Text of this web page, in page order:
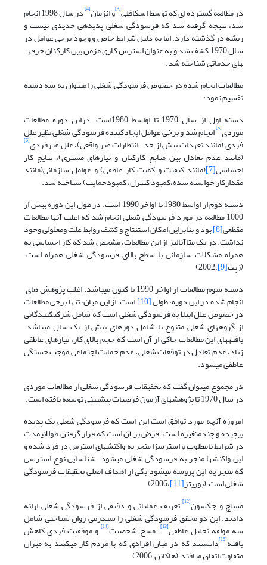
در مطالعه گسترده ای که توسط اسکافلی[3] و انزمان[4] در سال 1998 انجام
شد، نتیجه گرفته شد که فرسودگی شغلی پدیده­ی جدیدی نیست و
ریشه در گذشته دارد، اما به دلیل شرایط خاص و وجود برخی عوامل در
سال 1970 کشف شد و به عنوان استرس کاری مزمن بین کارکنان حرفه­
های خدماتی شناخته شد.
مطالعات انجام شده در خصوص فرسودگی شغلی را می­توان به سه دسته
تقسیم نمود:
دسته اول از سال 1970 تا اواسط 1980است. دراین دوره مطالعات
موردی[5] انجام شد و برخی عوامل ایجادکننده فرسودگی شغلی نظیر علل
فردی (مانند تعهدات بیش از حد ، انتظارات غیر واقعی)، علل غیر­فردی[6]
(مانند عدم تعادل بین منابع کارکنان و نیازهای مشتری)، نتایج کار
احساسی[7] (مانند کیفیت و کمیت کار عاطفی) و عوامل سازمانی(مانند
مقدارکار خواسته شده،کمبود کنترل، کمبودحمایت) شناخته شد.
دسته دوم از اواسط 1980 تا اواخر 1990 است. در طول این دوره بیش از
1000 مطالعه در مورد فرسودگی شغلی انجام شد که اغلب آن­ها مطالعات
مقطعی[8] بود و بنابراین امکان استنتاج و کشف روابط علت ومعلولی وجود
نداشت. در یک متاآنالیز از این مطالعات، مشخص شد که کار احساسی به
همراه مشکلات سازمانی با سطح بالای فرسودگی شغلی همراه است.
(زپف[9] ،2002)
دسته سوم مطالعات از اواخر 1990 تا کنون می­باشد. اغلب پژوهش های
انجام شده در این دوره، طولی[10] است. از این میان، تنها برخی مطالعات
در خصوص علل ابتلا به فرسودگی شغلی است که شامل شرکت­کنندگانی
از گروه­های شغلی متنوع یا شامل دوره­ای بیش از یک سال می­باشد.
یافته­های این مطالعات حاکی از آن است که حجم بالای کار، نیازهای عاطفی
زیاد، عدم تعادل در توقعات شغلی، عدم حمایت اجتماعی موجب خستگی
عاطفی می­شود.
در مجموع می­توان گفت که تحقیقات فرسودگی شغلی از مطالعات موردی
در سال 1970 تا پژوهش­های آزمون فرضیات پیش­بینی توسعه یافته است.
امروزه آنچه مورد توافق است این است که فرسودگی شغلی یک پدیده
پیچیده و چندمتغیره است. فرض بر آن است که قرار گرفتن طولانی­مدت
در شرایط نامطلوب و استرس­زا منجر به واکنش­های استرس در فرد شده و
این واکنش­ها منجر به فرسودگی شغلی می­شود. شناسایی نوع استرسی
که منجر یه این پروسه می­شود یکی از اهداف اصلی تحقیقات فرسودگی
شغلی است.(بوریتز[11]
،2006)
مسلچ و جکسون[12] تعریف عملیاتی و دقیقی از فرسودگی شغلی ارائه
دادند. این دو محقق فرسودگی شغلی را سندرمی روان شناختی شامل
سه مولفه تحلیل عاطفی[13] ، مسخ شخصیت[14] و موفقیت فردی کاهش
یافته[15] دانستند که در میان افرادی که با مردم کار می­کنند به میزان
متفاوت اتفاق می­­افتد.(هاکانن،2006)